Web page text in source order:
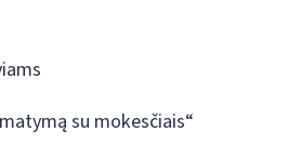
su mokesčiais“